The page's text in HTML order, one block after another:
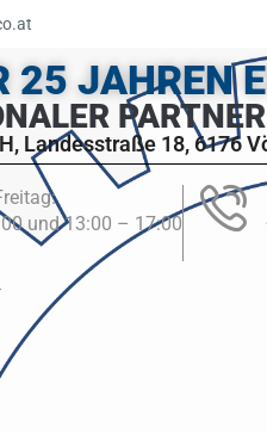
25 JAHREN
Landesstraße 18, 6176
und 13:00 – 17:00